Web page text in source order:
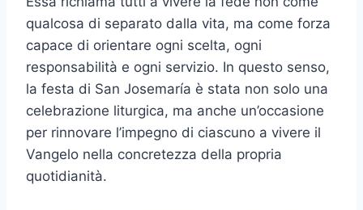
qualcosa di separato dalla vita, ma come forza
capace di orientare ogni scelta, ogni
responsabilità e ogni servizio. In questo senso,
la festa di San Josemaría è stata non solo una
celebrazione liturgica, ma anche un’occasione
per rinnovare l’impegno di ciascuno a vivere il
Vangelo nella concretezza della propria
quotidianità.